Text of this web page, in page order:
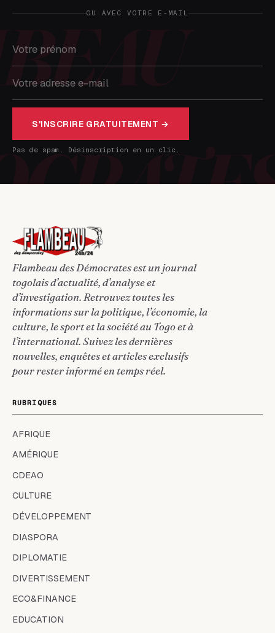
OU AVEC VOTRE E-MAIL
S'INSCRIRE GRATUITEMENT →
Pas de spam. Désinscription en un clic.
Flambeau des Démocrates est un journal
togolais d’actualité, d’analyse et
d’investigation. Retrouvez toutes les
informations sur la politique, l’économie, la
culture, le sport et la société au Togo et à
l’international. Suivez les dernières
nouvelles, enquêtes et articles exclusifs
pour rester informé en temps réel.
RUBRIQUES
AFRIQUE
AMÉRIQUE
CDEAO
CULTURE
DÉVELOPPEMENT
DIASPORA
DIPLOMATIE
DIVERTISSEMENT
ECO&FINANCE
EDUCATION